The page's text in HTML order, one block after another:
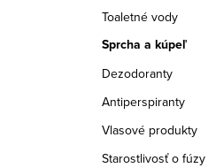
Toaletné vody
Sprcha a kúpeľ
Dezodoranty
Antiperspiranty
Vlasové produkty
Starostlivosť o fúzy